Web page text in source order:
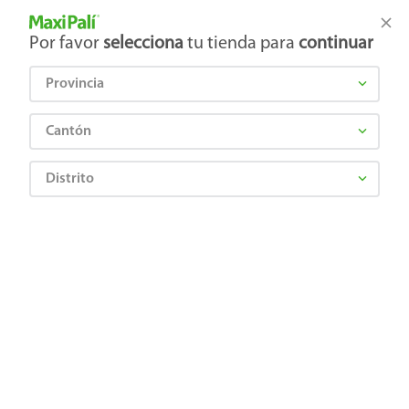
Tienda Maxi Palí
Por favor selecciona tu tienda para continuar
Provincia
Cantón
Distrito